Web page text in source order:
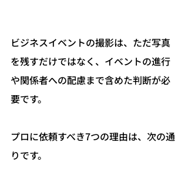
ビジネスイベントの撮影は、ただ写真
を残すだけではなく、イベントの進行
や関係者への配慮まで含めた判断が必
要です。
プロに依頼すべき7つの理由は、次の通
りです。